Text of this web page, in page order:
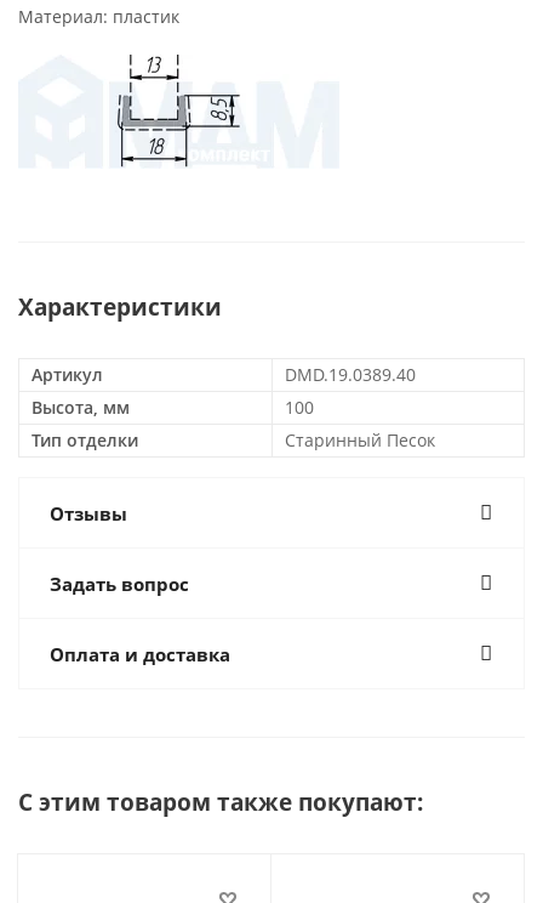
Материал: пластик
Характеристики
Артикул
DMD.19.0389.40
Высота, мм
100
Тип отделки
Старинный Песок
Отзывы
Задать вопрос
Оплата и доставка
С этим товаром также покупают: